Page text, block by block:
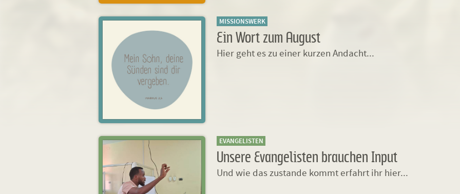
MISSIONSWERK
Ein Wort zum August
Hier geht es zu einer kurzen Andacht...
EVANGELISTEN
Unsere Evangelisten brauchen Input
Und wie das zustande kommt erfahrt ihr hier...